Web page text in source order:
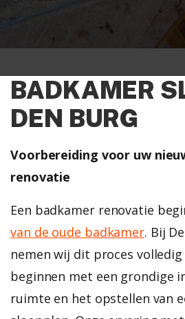
BADKAMER
DEN BURG
Voorbereiding voor uw
renovatie
Een badkamer renovatie
van de oude badkamer. Bij
nemen wij dit proces
beginnen met een grondige
ruimte en het opstellen van